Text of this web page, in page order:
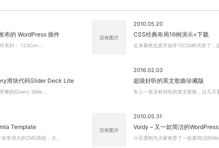
的 WordPress 插件
系列： 123Con…
没有图片
2010.05.20
CSS经典布局16例演示+下载
近来蓦然也是开始学习CSS样式表了，
滑块代码Slider Deck Lite
棒的jQuery Slide…
2016.02.03
超级好听的英文歌曲珍藏版
车上一直没有好听的英文歌曲，过几天
Template
常强大的CMS系统，大…
没有图片
2010.05.31
Voidy – 又一款简洁的
小百度刚为大家推荐了一款最简洁的